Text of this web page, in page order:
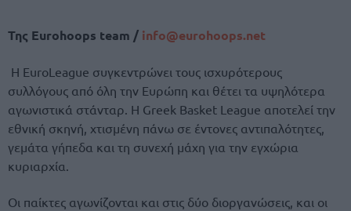
Της Eurohoops team / info@eurohoops.net
Η EuroLeague συγκεντρώνει τους ισχυρότερους
συλλόγους από όλη την Ευρώπη και θέτει τα υψηλότερα
αγωνιστικά στάνταρ. Η Greek Basket League αποτελεί την
εθνική σκηνή, χτισμένη πάνω σε έντονες αντιπαλότητες,
γεμάτα γήπεδα και τη συνεχή μάχη για την εγχώρια
κυριαρχία.
Οι παίκτες αγωνίζονται και στις δύο διοργανώσεις, και οι